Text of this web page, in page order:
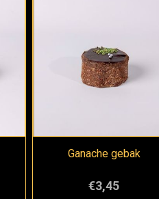
Ganache gebak
€3,45